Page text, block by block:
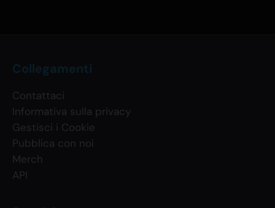
Collegamenti
Contattaci
Informativa sulla privacy
Gestisci i Cookie
Pubblica con noi
Merch
API